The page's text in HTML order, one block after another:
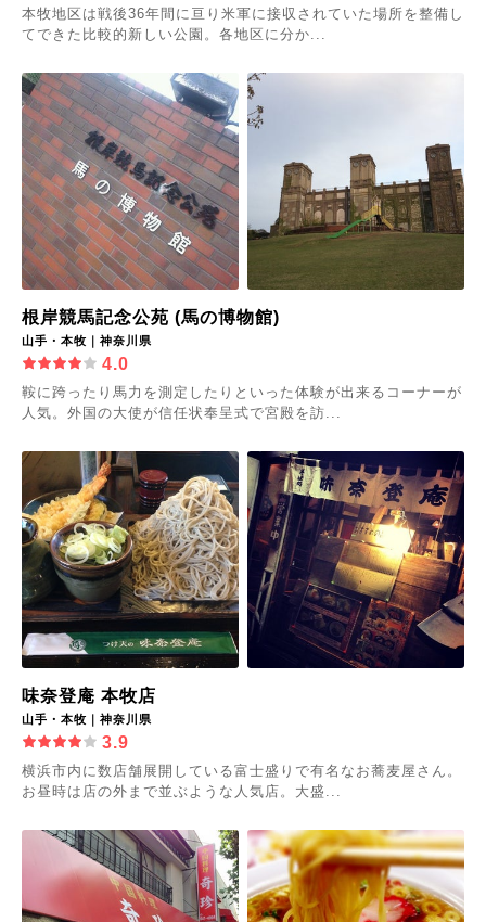
本牧地区は戦後36年間に亘り米軍に接収されていた場所を整備し
てできた比較的新しい公園。各地区に分か...
根岸競馬記念公苑 (馬の博物館)
山手・本牧｜神奈川県
4.0
鞍に跨ったり馬力を測定したりといった体験が出来るコーナーが
人気。外国の大使が信任状奉呈式で宮殿を訪...
味奈登庵 本牧店
山手・本牧｜神奈川県
3.9
横浜市内に数店舗展開している富士盛りで有名なお蕎麦屋さん。
お昼時は店の外まで並ぶような人気店。大盛...